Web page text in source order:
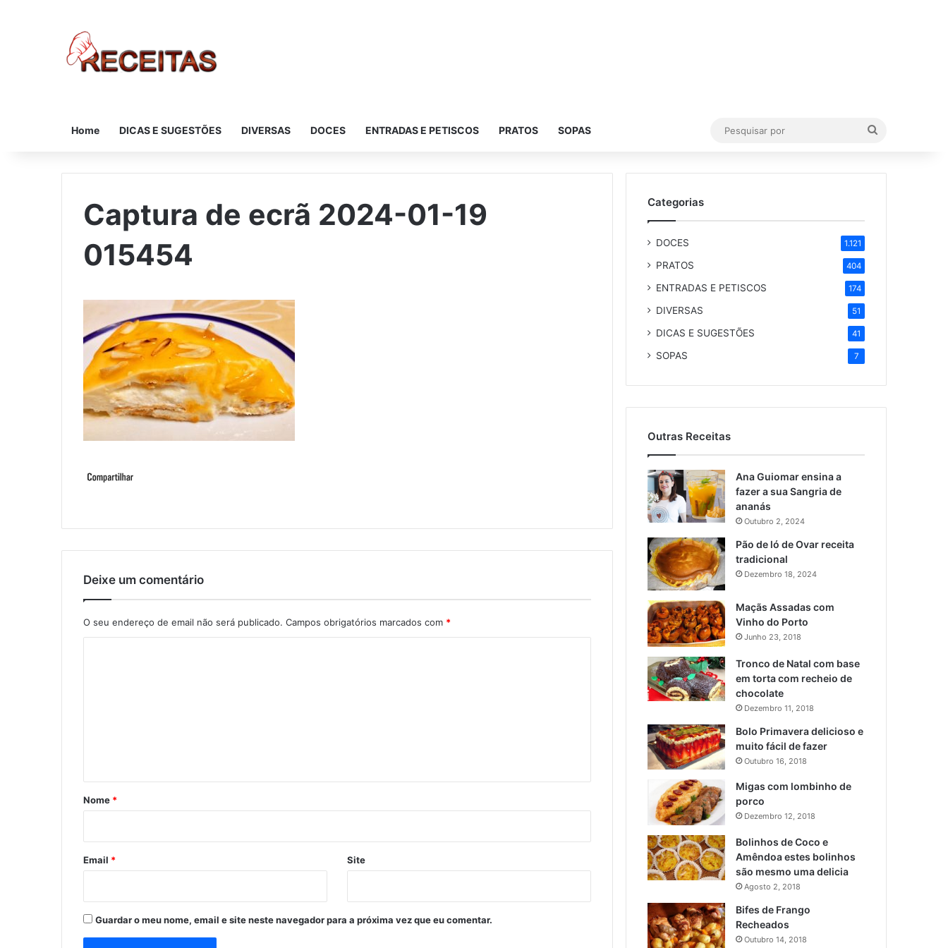
Home DICAS E SUGESTÕES DIVERSAS DOCES ENTRADAS E PETISCOS PRATOS SOPAS
Captura de ecrã 2024-01-19
015454
Deixe um comentário
O seu endereço de email não será publicado. Campos obrigatórios marcados com *
r
*
Nome *
Email * Site
Guardar o meu nome, email e site neste navegador para a próxima vez que eu comentar.
Categorias
DOCES 1.121
PRATOS 404
ENTRADAS E PETISCOS 174
DIVERSAS 51
DICAS E SUGESTÕES 41
SOPAS 7
Outras Receitas
Ana Guiomar ensina a
fazer a sua Sangria de
ananás
Outubro 2, 2024
Pão de ló de Ovar receita
tradicional
Dezembro 18, 2024
Maçãs Assadas com
Vinho do Porto
Junho 23, 2018
Tronco de Natal com base
em torta com recheio de
chocolate
Dezembro 11, 2018
Bolo Primavera delicioso e
muito fácil de fazer
Outubro 16, 2018
Migas com lombinho de
porco
Dezembro 12, 2018
Bolinhos de Coco e
Amêndoa estes bolinhos
são mesmo uma delicia
Agosto 2, 2018
Bifes de Frango
Recheados
Outubro 14, 2018